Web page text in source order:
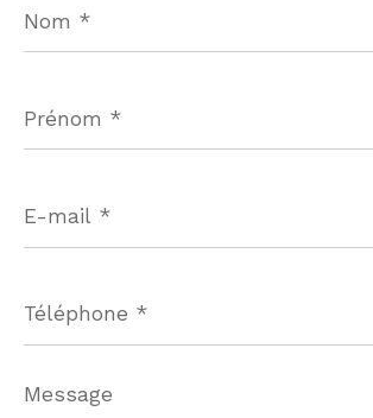
*
*
mail
*
*
Message
*